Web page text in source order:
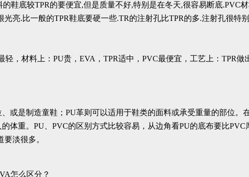
鞋底较TPR的要便宜,但是质量不好,特别是在冬天,很容易断底
亮.比一般的TPR鞋底要硬一些.TR的注射孔比TPR的多.注射孔很特别
轻，材料上：PU贵，EVA，TPR适中，PVC最便宜，工艺上：TPR
或是制造童鞋；PU革则可以适用于鞋类的面料或承受重量的部位
体重。PU、PVC的区别方式比较容易，从边角看PU的底布要比
淡很多。